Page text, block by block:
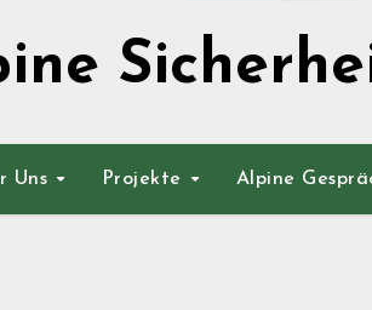
Uns Projekte Alpine